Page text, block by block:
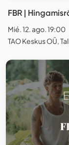
FBR |
Mié. 12. ago. 19:00
TAO Keskus OÜ,